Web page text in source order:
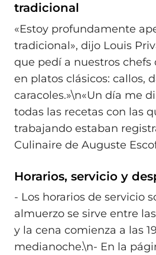
tradicional
«Estoy profundamente
tradicional», dijo Louis
que pedí a nuestros chefs
en platos clásicos: callos,
caracoles.»\n«Un día me
todas las recetas con las
trabajando estaban
Culinaire de Auguste
Horarios, servicio y
- Los horarios de servicio
almuerzo se sirve entre las
y la cena comienza a las
medianoche.\n- En la